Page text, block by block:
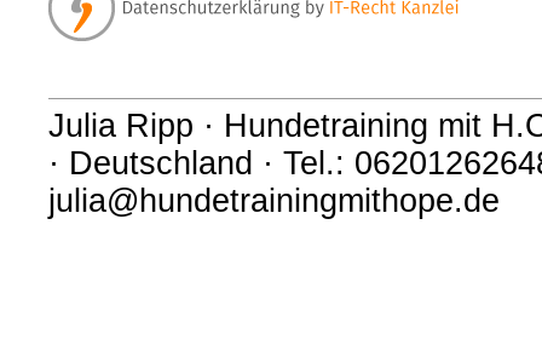
Julia Ripp · Hundetraining mit
· Deutschland · Tel.:
julia@hundetrainingmithope.de